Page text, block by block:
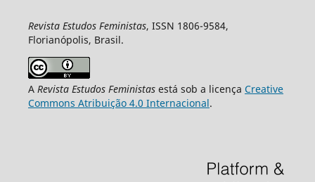
Revista Estudos Feministas, ISSN 1806-9584,
Florianópolis, Brasil.
A Revista Estudos Feministasestá sob a licença Creative
Commons Atribuição 4.0 Internacional.